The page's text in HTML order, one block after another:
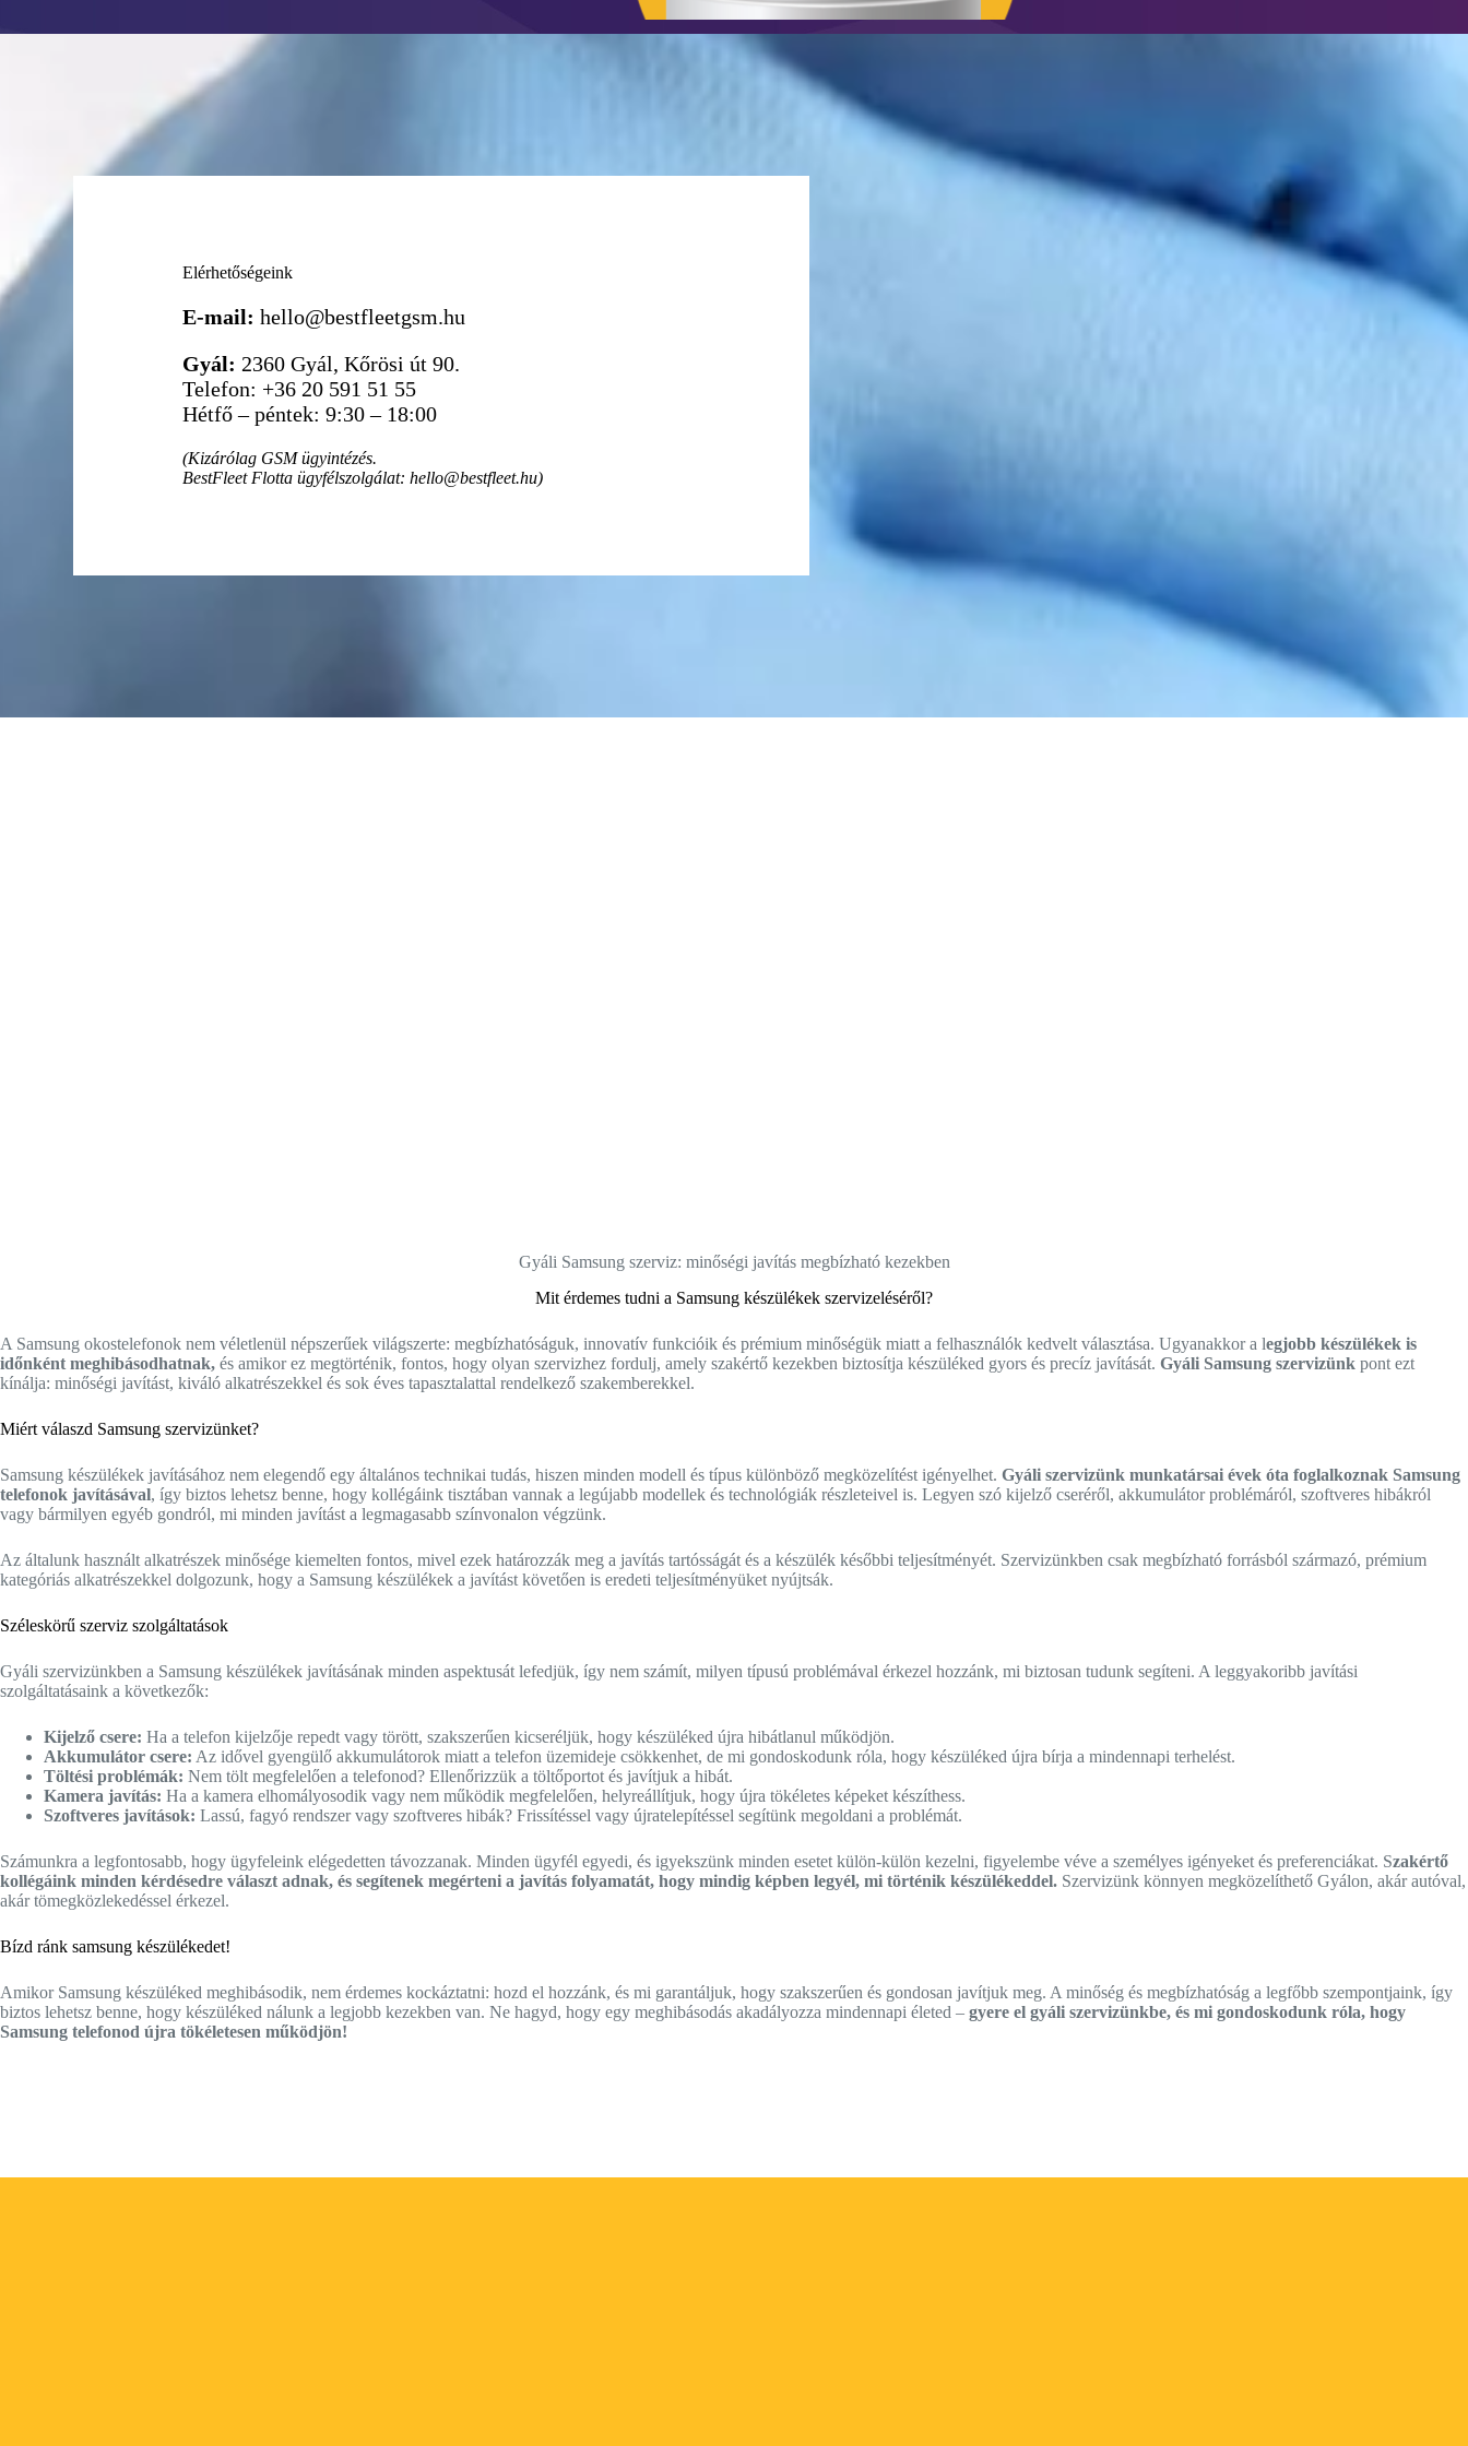
Elérhetőségeink
E-mail: hello@bestfleetgsm.hu
Gyál: 2360 Gyál, Kőrösi út 90.
Telefon: +36 20 591 51 55
Hétfő – péntek: 9:30 – 18:00
(Kizárólag GSM ügyintézés.
BestFleet Flotta ügyfélszolgálat: hello@bestfleet.hu)
Gyáli Samsung szerviz: minőségi javítás megbízható kezekben
Mit érdemes tudni a Samsung készülékek szervizeléséről?
A Samsung okostelefonok nem véletlenül népszerűek világszerte: megbízhatóságuk, innovatív funkcióik és prémium minőségük miatt a felhasználók kedvelt választása. Ugyanakkor a legjobb készülékek is
időnként meghibásodhatnak, és amikor ez megtörténik, fontos, hogy olyan szervizhez fordulj, amely szakértő kezekben biztosítja készüléked gyors és precíz javítását. Gyáli Samsung szervizünk pont ezt
kínálja: minőségi javítást, kiváló alkatrészekkel és sok éves tapasztalattal rendelkező szakemberekkel.
Miért válaszd Samsung szervizünket?
Samsung készülékek javításához nem elegendő egy általános technikai tudás, hiszen minden modell és típus különböző megközelítést igényelhet. Gyáli szervizünk munkatársai évek óta foglalkoznak Samsung
telefonok javításával, így biztos lehetsz benne, hogy kollégáink tisztában vannak a legújabb modellek és technológiák részleteivel is. Legyen szó kijelző cseréről, akkumulátor problémáról, szoftveres hibákról
vagy bármilyen egyéb gondról, mi minden javítást a legmagasabb színvonalon végzünk.
Az általunk használt alkatrészek minősége kiemelten fontos, mivel ezek határozzák meg a javítás tartósságát és a készülék későbbi teljesítményét. Szervizünkben csak megbízható forrásból származó, prémium
kategóriás alkatrészekkel dolgozunk, hogy a Samsung készülékek a javítást követően is eredeti teljesítményüket nyújtsák.
Széleskörű szerviz szolgáltatások
Gyáli szervizünkben a Samsung készülékek javításának minden aspektusát lefedjük, így nem számít, milyen típusú problémával érkezel hozzánk, mi biztosan tudunk segíteni. A leggyakoribb javítási
szolgáltatásaink a következők:
Kijelző csere: Ha a telefon kijelzője repedt vagy törött, szakszerűen kicseréljük, hogy készüléked újra hibátlanul működjön.
Akkumulátor csere: Az idővel gyengülő akkumulátorok miatt a telefon üzemideje csökkenhet, de mi gondoskodunk róla, hogy készüléked újra bírja a mindennapi terhelést.
Töltési problémák: Nem tölt megfelelően a telefonod? Ellenőrizzük a töltőportot és javítjuk a hibát.
Kamera javítás: Ha a kamera elhomályosodik vagy nem működik megfelelően, helyreállítjuk, hogy újra tökéletes képeket készíthess.
Szoftveres javítások: Lassú, fagyó rendszer vagy szoftveres hibák? Frissítéssel vagy újratelepítéssel segítünk megoldani a problémát.
Számunkra a legfontosabb, hogy ügyfeleink elégedetten távozzanak. Minden ügyfél egyedi, és igyekszünk minden esetet külön-külön kezelni, figyelembe véve a személyes igényeket és preferenciákat. Szakértő
kollégáink minden kérdésedre választ adnak, és segítenek megérteni a javítás folyamatát, hogy mindig képben legyél, mi történik készülékeddel. Szervizünk könnyen megközelíthető Gyálon, akár autóval,
akár tömegközlekedéssel érkezel.
Bízd ránk samsung készülékedet!
Amikor Samsung készüléked meghibásodik, nem érdemes kockáztatni: hozd el hozzánk, és mi garantáljuk, hogy szakszerűen és gondosan javítjuk meg. A minőség és megbízhatóság a legfőbb szempontjaink, így
biztos lehetsz benne, hogy készüléked nálunk a legjobb kezekben van. Ne hagyd, hogy egy meghibásodás akadályozza mindennapi életed – gyere el gyáli szervizünkbe, és mi gondoskodunk róla, hogy
Samsung telefonod újra tökéletesen működjön!